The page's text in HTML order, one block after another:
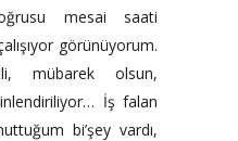
mesai saati
görünüyorum.
mübarek olsun,
İş falan
bi’şey vardı,